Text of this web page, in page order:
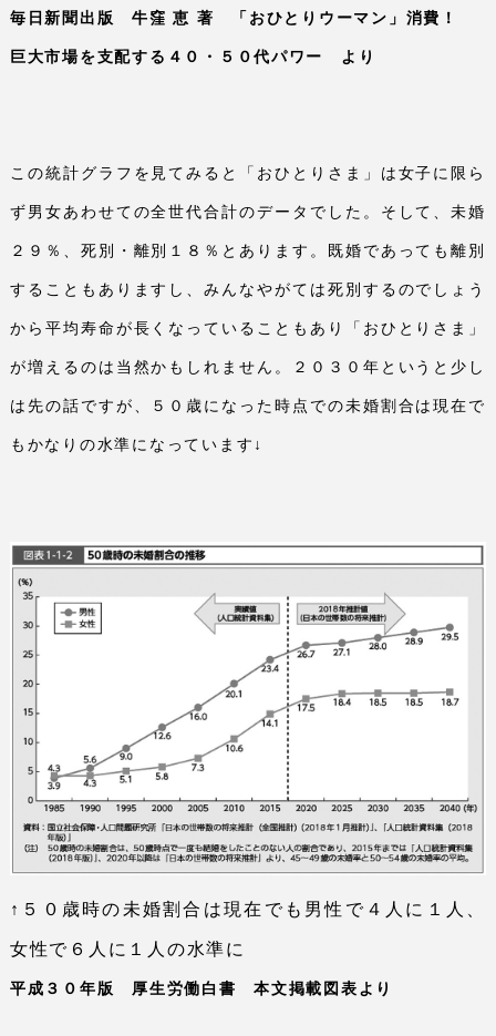
毎日新聞出版 牛窪 恵 著 「おひとりウーマン」消費！
巨大市場を支配する４０・５０代パワー より
この統計グラフを見てみると「おひとりさま」は女子に限ら
ず男女あわせての全世代合計のデータでした。そして、未婚
２９％、死別・離別１８％とあります。既婚であっても離別
することもありますし、みんなやがては死別するのでしょう
から平均寿命が長くなっていることもあり「おひとりさま」
が増えるのは当然かもしれません。２０３０年というと少し
は先の話ですが、５０歳になった時点での未婚割合は現在で
もかなりの水準になっています↓
↑５０歳時の未婚割合は現在でも男性で４人に１人、
女性で６人に１人の水準に
平成３０年版 厚生労働白書 本文掲載図表より